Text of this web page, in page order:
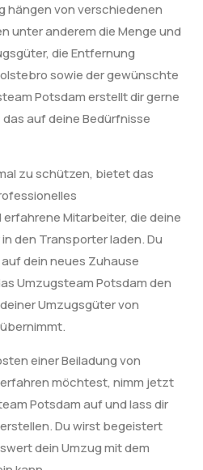
hängen von verschiedenen
unter anderem die Menge und
die Entfernung
sowie der gewünschte
Potsdam erstellt dir gerne
auf deine Bedürfnisse
zu schützen, bietet das
Mitarbeiter, die deine
den Transporter laden. Du
dein neues Zuhause
Umzugsteam Potsdam den
Umzugsgüter von
einer Beiladung von
möchtest, nimm jetzt
Potsdam auf und lass dir
Du wirst begeistert
dein Umzug mit dem